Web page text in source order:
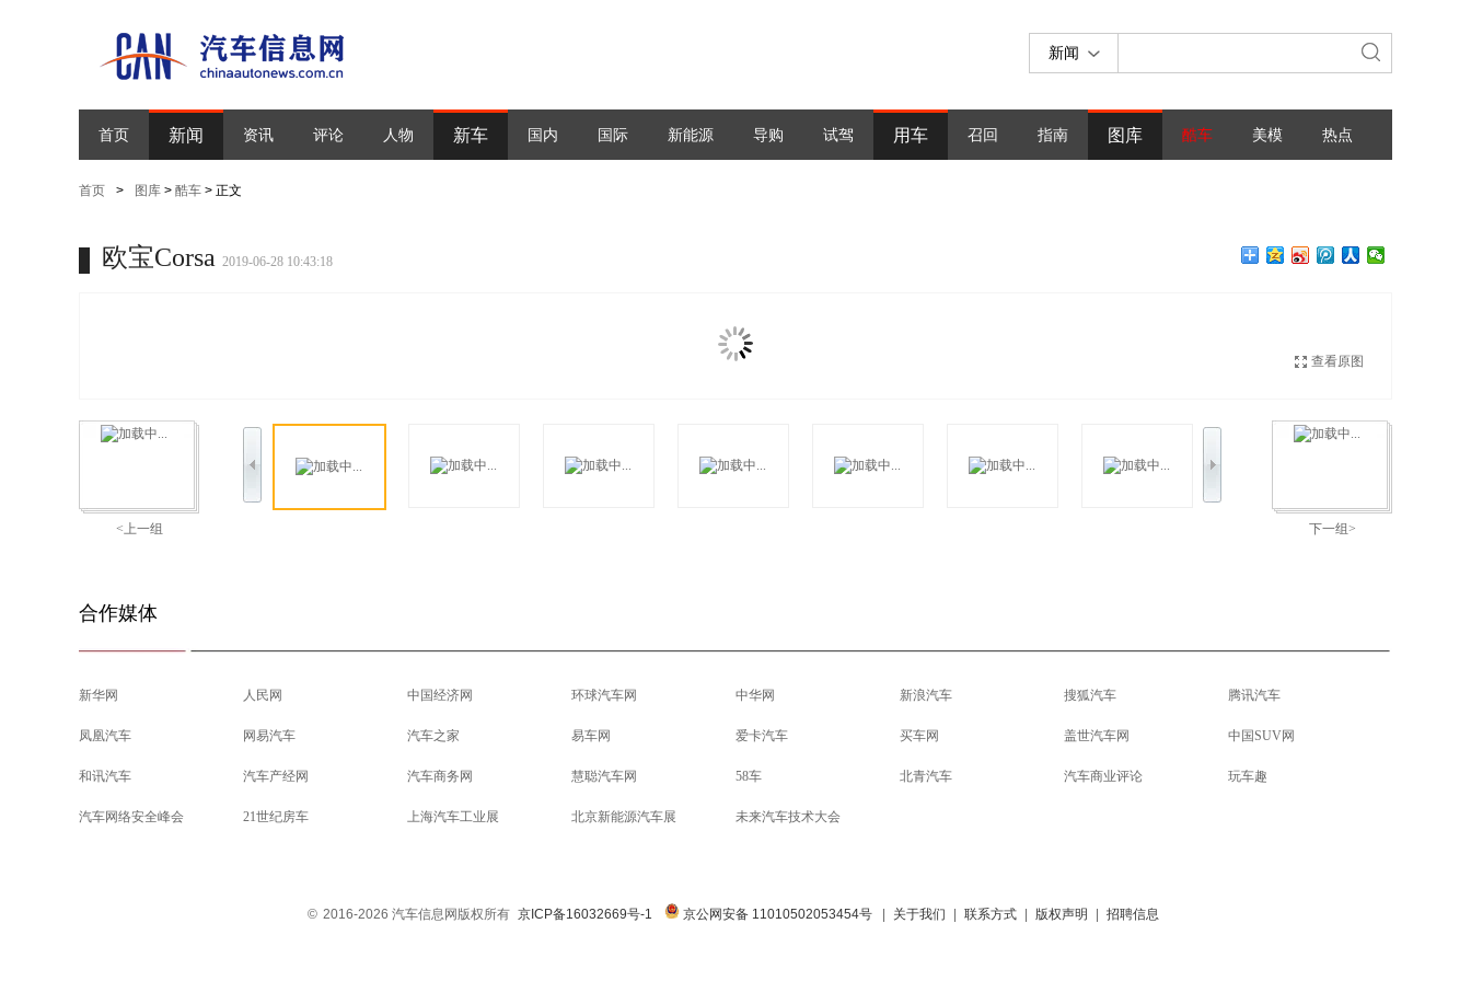
新闻
首页 新闻 资讯 评论 人物 新车 国内 国际 新能源 导购 试驾 用车 召回 指南 图库 酷车 美模 热点
首页 > 图库 > 酷车 > 正文
欧宝Corsa 2019-06-28 10:43:18
查看原图
<上一组 下一组>
合作媒体
新华网 人民网 中国经济网 环球汽车网 中华网 新浪汽车 搜狐汽车 腾讯汽车
凤凰汽车 网易汽车 汽车之家 易车网 爱卡汽车 买车网 盖世汽车网 中国SUV网
和讯汽车 汽车产经网 汽车商务网 慧聪汽车网 58车 北青汽车 汽车商业评论 玩车趣
汽车网络安全峰会 21世纪房车 上海汽车工业展 北京新能源汽车展 未来汽车技术大会
© 2016-2026 汽车信息网版权所有 京ICP备16032669号-1 京公网安备 11010502053454号 关于我们 联系方式 版权声明 招聘信息